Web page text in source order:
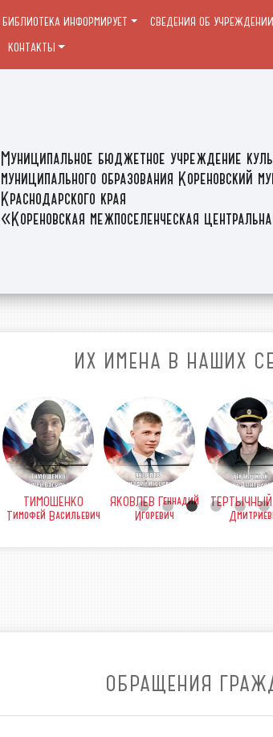
Муниципальное бюджетное учреждение
муниципального образования Кореновский
Краснодарского края
«Кореновская межпоселенческая
БИБЛИОТЕКА ИНФОРМИРУЕТ СВЕДЕНИЯ ОБ УЧРЕЖДЕНИИ
КОНТАКТЫ
ИХ ИМЕНА В НАШИХ
ТИМОШЕНКО
Тимофей Васильевич
ЯКОВЛЕВ Геннадий
Игоревич
ТЕРТЫЧНЫЙ
ОБРАЩЕНИЯ